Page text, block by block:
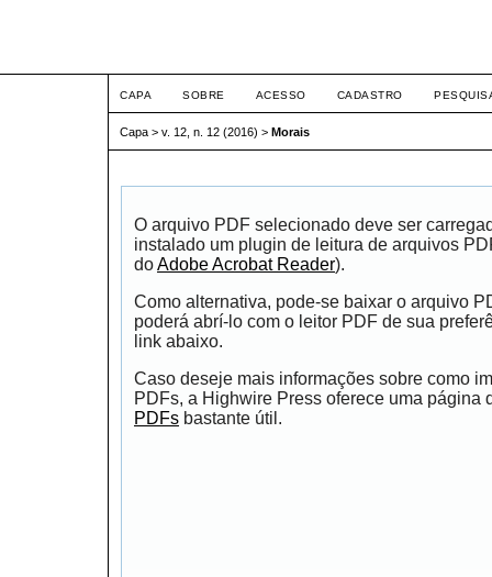
CAPA SOBRE ACESSO CADASTRO
Capa > v. 12, n. 12 (2016) > Morais
O arquivo PDF selecionado deve ser
instalado um plugin de leitura de arquivos
doAdobe Acrobat Reader).
Como alternativa, pode-se baixar o arquivo
poderá abrí-lo com o leitor PDF de sua
link abaixo.
Caso deseje mais informações sobre como
PDFs, a Highwire Press oferece uma página
PDFs bastante útil.